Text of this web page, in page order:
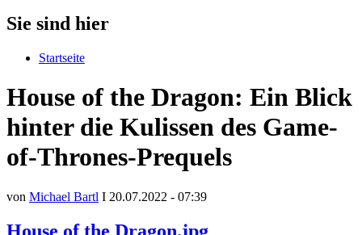
Sie sind hier
Startseite
House of the Dragon: Ein Blick
hinter die Kulissen des Game-
of-Thrones-Prequels
von Michael Bartl I 20.07.2022 - 07:39
House of the Dragon.jpg